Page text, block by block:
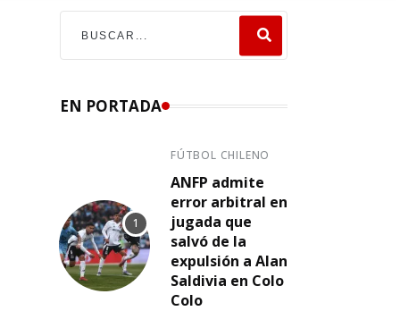
EN PORTADA
FÚTBOL CHILENO
ANFP admite
error arbitral en
jugada que
salvó de la
expulsión a Alan
Saldivia en Colo
Colo